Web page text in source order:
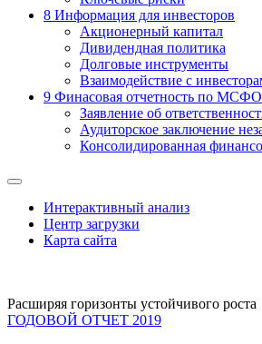
8 Информация для инвесторов
Акционерный капитал
Дивидендная политика
Долговые инструменты
Взаимодействие с
9 Финасовая отчетность по МСФО
Заявление об
Аудиторское заключение
Консолидированная
Интерактивный анализ
Центр загрузки
Карта сайта
Расширяя горизонты устойчивого роста
ГОДОВОЙ ОТЧЕТ 2019